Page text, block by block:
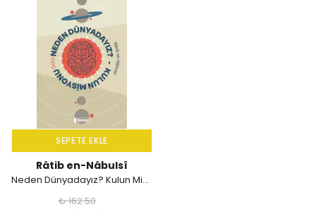
SEPETE EKLE
Râtib en-Nâbulsî
Neden Dünyadayız? Kulun Misyonu
₺ 162.50